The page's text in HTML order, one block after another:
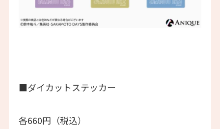
■ダイカットステッカー
各660円（税込）